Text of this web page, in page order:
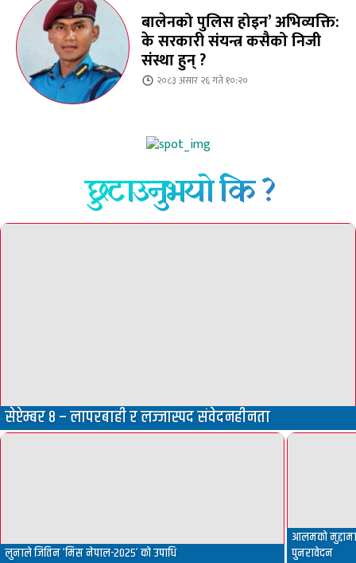
बालेनको पुलिस होइन’ अभिव्यक्ति:
के सरकारी संयन्त्र कसैको निजी
संस्था हुन् ?
२०८३ असार २६ गते १०:२०
छुटाउनुभयो कि ?
सेप्टेम्बर ८ – लापरबाही र लज्जास्पद संवेदनहीनता
लुनाले जितिन ‘मिस नेपाल-२०२५’ को उपाधि
आलमको
पुनरावेदन